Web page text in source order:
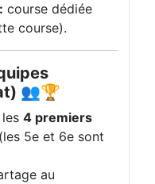
course dédiée
course).
👥🏆
4 premiers
5e et 6e sont
au